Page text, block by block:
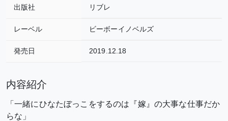
出版社 リブレ
レーベル ビーボーイノベルズ
発売日 2019.12.18
内容紹介
「一緒にひなたぼっこをするのは『嫁』の大事な仕事だか
らな」